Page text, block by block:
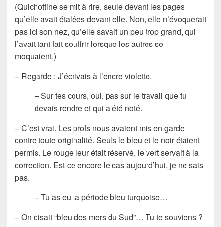
(Quichottine se mit à rire, seule devant les pages
qu’elle avait étalées devant elle. Non, elle n’évoquerait
pas ici son nez, qu’elle savait un peu trop grand, qui
l’avait tant fait souffrir lorsque les autres se
moquaient.)
– Regarde : J’écrivais à l’encre violette.
– Sur tes cours, oui, pas sur le travail que tu
devais rendre et qui a été noté.
– C’est vrai. Les profs nous avaient mis en garde
contre toute originalité. Seuls le bleu et le noir étaient
permis. Le rouge leur était réservé, le vert servait à la
correction. Est-ce encore le cas aujourd’hui, je ne sais
pas.
– Tu as eu ta période bleu turquoise…
– On disait “bleu des mers du Sud”… Tu te souviens ?